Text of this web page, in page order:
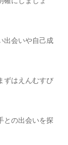
出会いや自己成
ずはえんむすび
との出会いを探